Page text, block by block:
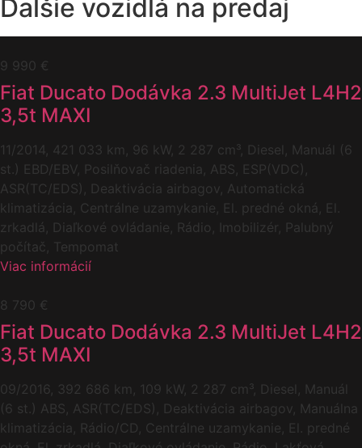
Ďalšie vozidlá na predaj
9 990 €
Fiat Ducato Dodávka 2.3 MultiJet L4H2
3,5t MAXI
11/2014, 421 033 km, 96 kW, 2 287 cm³, Diesel, Manuál (6
st.) EBD/EBV, Posilňovač riadenia, ABS, ESP(VDC),
ASR(TC/EDS), Deaktivácia airbagov, Automatická
klimatizácia, Centrálne uzamykanie, El. predné okná, El.
zrkadlá, Diaľkové ovládanie, Rádio, Imobilizér, Palubný
počítač, Tempomat
Viac informácií
8 790 €
Fiat Ducato Dodávka 2.3 MultiJet L4H2
3,5t MAXI
09/2016, 392 686 km, 109 kW, 2 287 cm³, Diesel, Manuál
(6 st.) ABS, ASR(TC/EDS), Deaktivácia airbagov, Manuálna
klimatizácia, Rádio/CD, Centrálne uzamykanie, El. predné